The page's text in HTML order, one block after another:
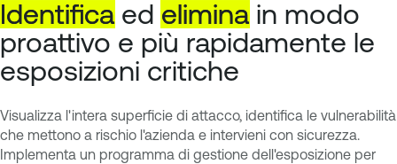
Identifica ed elimina in modo
proattivo e più rapidamente le
esposizioni critiche
Visualizza l'intera superficie di attacco, identifica le vulnerabilità
che mettono a rischio l'azienda e intervieni con sicurezza.
Implementa un programma di gestione dell'esposizione per